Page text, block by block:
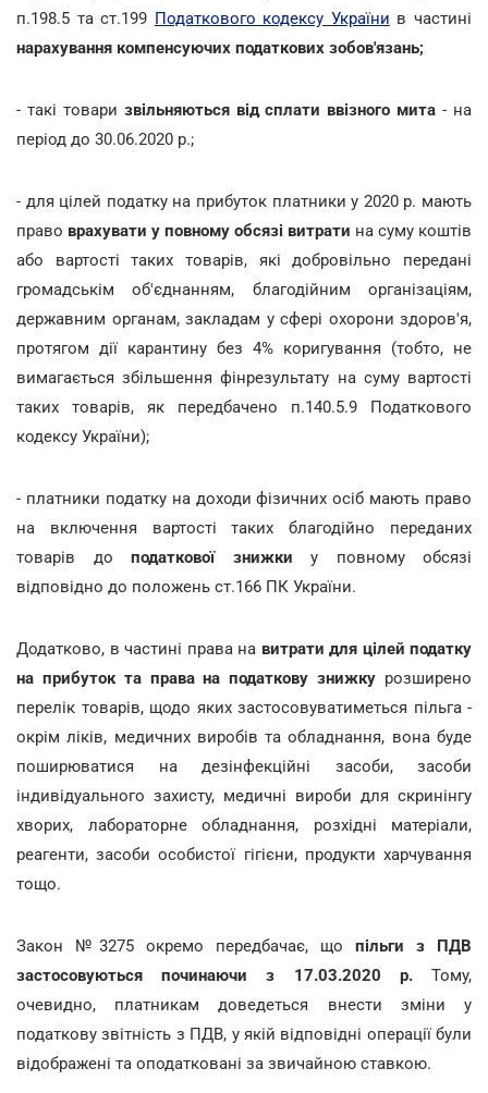
п.198.5 та ст.199 Податкового кодексу України в частині
нарахування компенсуючих податкових зобов'язань;
- такі товари звільняються від сплати ввізного мита - на
період до 30.06.2020 р.;
- для цілей податку на прибуток платники у 2020 р. мають
право врахувати у повному обсязі витрати на суму коштів
або вартості таких товарів, які добровільно передані
громадськім об'єднанням, благодійним організаціям,
державним органам, закладам у сфері охорони здоров'я,
протягом дії карантину без 4% коригування (тобто, не
вимагається збільшення фінрезультату на суму вартості
таких товарів, як передбачено п.140.5.9 Податкового
кодексу України);
- платники податку на доходи фізичних осіб мають право
на включення вартості таких благодійно переданих
товарів до податкової знижки у повному обсязі
відповідно до положень ст.166 ПК України.
Додатково, в частині права на витрати для цілей податку
на прибуток та права на податкову знижку розширено
перелік товарів, щодо яких застосовуватиметься пільга -
окрім ліків, медичних виробів та обладнання, вона буде
поширюватися на дезінфекційні засоби, засоби
індивідуального захисту, медичні вироби для скринінгу
хворих, лабораторне обладнання, розхідні матеріали,
реагенти, засоби особистої гігієни, продукти харчування
тощо.
Закон №3275 окремо передбачає, що пільги з ПДВ
застосовуються
починаючи з 17.03.2020 р.Тому,
очевидно, платникам доведеться внести зміни у
податкову звітність з ПДВ, у якій відповідні операції були
відображені та оподатковані за звичайною ставкою.